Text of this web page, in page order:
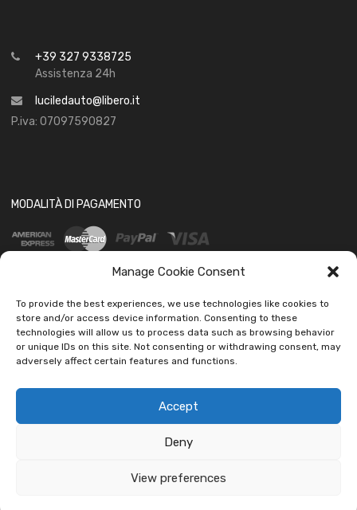
Manage Cookie Consent
To provide the best experiences, we use technologies like cookies to
store and/or access device information. Consenting to these
technologies will allow us to process data such as browsing behavior
or unique IDs on this site. Not consenting or withdrawing consent, may
adversely affect certain features and functions.
Accept
Deny
View preferences
+39 327 9338725
Assistenza 24h
luciledauto@libero.it
P.iva: 07097590827
MODALITÀ DI PAGAMENTO
SOCIAL
Ledautoshop Auto Parts | Icons made by